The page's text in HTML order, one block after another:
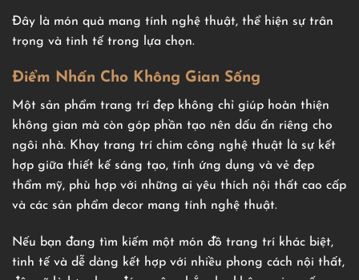
Đây là món quà mang tính nghệ thuật, thể hiện sự trân
trọng và tinh tế trong lựa chọn.
Điểm Nhấn Cho Không Gian Sống
Một sản phẩm trang trí đẹp không chỉ giúp hoàn thiện
không gian mà còn góp phần tạo nên dấu ấn riêng cho
ngôi nhà. Khay trang trí chim công nghệ thuật là sự kết
hợp giữa thiết kế sáng tạo, tính ứng dụng và vẻ đẹp
thẩm mỹ, phù hợp với những ai yêu thích nội thất cao cấp
và các sản phẩm decor mang tính nghệ thuật.
Nếu bạn đang tìm kiếm một món đồ trang trí khác biệt,
tinh tế và dễ dàng kết hợp với nhiều phong cách nội thất,